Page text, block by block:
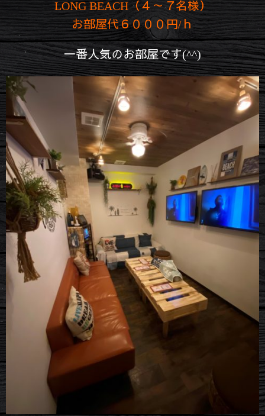
LONG BEACH（４～７名様）
お部屋代６０００円/ｈ
一番人気のお部屋です(^^)